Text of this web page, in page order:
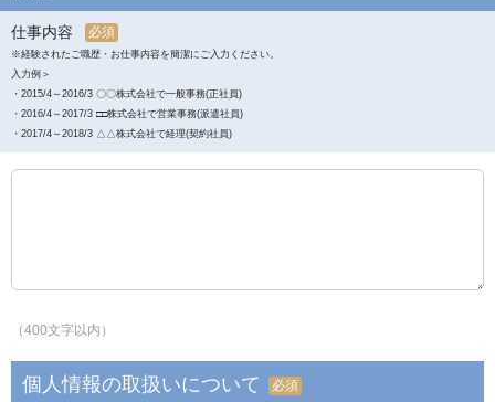
仕事内容 必須
※経験されたご職歴・お仕事内容を簡潔にご入力ください。
入力例＞
・2015/4～2016/3 〇〇株式会社で一般事務(正社員)
・2016/4～2017/3 □□株式会社で営業事務(派遣社員)
・2017/4～2018/3 △△株式会社で経理(契約社員)
（400文字以内）
個人情報の取扱いについて 必須